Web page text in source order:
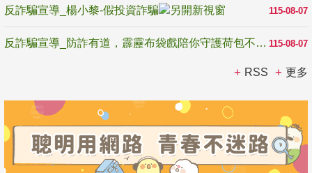
115-08-07
反詐騙宣導_楊小黎-假投資詐騙
115-08-07
反詐騙宣導_防詐有道，霹靂布袋戲陪你守護荷包不受騙
RSS 更多